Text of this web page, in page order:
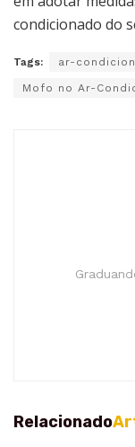
condicionado do
Tags: ar-
Mofo no Ar-
Relacionado